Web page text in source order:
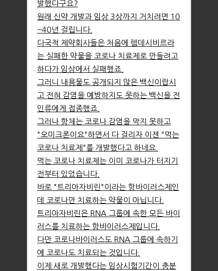
발했다구요?
원래 신약 개발과 임상 3상까지 거치려면 10
~40년 걸립니다.
다국적 제약회사들은 처음에 렘데시비르라
는 실패한 약물을 코로나 치료제로 만들려고
하다가 임상에서 실패했죠.
그러니 내용물도 공개되지 않은 백신이랍시
고 전혀 감염을 예방하지도 못하는 백신을 전
인류에게 접종했죠.
그러나 항체는 코로나 감염을 막지 못하고
"오미크론이요"하면서 다 걸리자 이젠 "먹는
코로나 치료제"를 개발했다고 하네요.
먹는 코로나 치료제는 이미 코로나가 터지기
전부터 있었습니다.
바로 "트리아자비린"이라는 항바이러스제인
데 코로나만 치료하는 약물이 아닙니다.
트리아자비린은 RNA 그룹에 속한 모든 바이
러스를 치료하는 항바이러스제입니다.
다만 코로나바이러스도 RNA 그룹에 속하기
에 코로나도 치료되는 것입니다.
이제 새로 개발했다는 임상시험기간이 충분